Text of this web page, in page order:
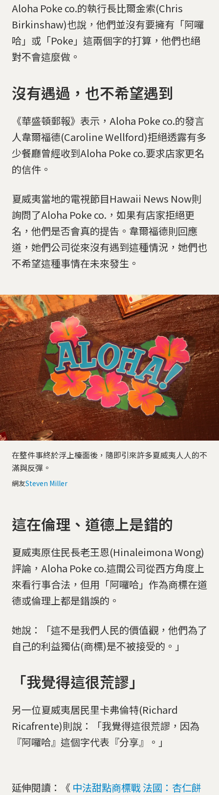
Aloha Poke co.的執行長比爾金索(Chris
Birkinshaw)也說，他們並沒有要擁有「阿囉
哈」或「Poke」這兩個字的打算，他們也絕
對不會這麼做。
沒有遇過，也不希望遇到
《華盛頓郵報》表示，Aloha Poke co.的發言
人韋爾福德(Caroline Wellford)拒絕透露有多
少餐廳曾經收到Aloha Poke co.要求店家更名
的信件。
夏威夷當地的電視節目Hawaii News Now則
詢問了Aloha Poke co.，如果有店家拒絕更
名，他們是否會真的提告。韋爾福德則回應
道，她們公司從來沒有遇到這種情況，她們也
不希望這種事情在未來發生。
在整件事終於浮上檯面後，隨即引來許多夏威夷人人的不
滿與反彈。
網友Steven Miller
這在倫理、道德上是錯的
夏威夷原住民長老王恩(Hinaleimona Wong)
評論，Aloha Poke co.這間公司從西方角度上
來看行事合法，但用「阿囉哈」作為商標在道
德或倫理上都是錯誤的。
她說：「這不是我們人民的價值觀，他們為了
自己的利益獨佔(商標)是不被接受的。」
「我覺得這很荒謬」
另一位夏威夷居民里卡弗倫特(Richard
Ricafrente)則說：「我覺得這很荒謬，因為
『阿囉哈』這個字代表『分享』。」
延伸閱讀：《 中法甜點商標戰 法國：杏仁餅